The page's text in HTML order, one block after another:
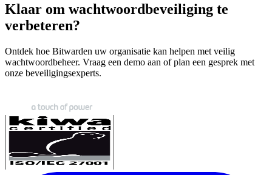
Klaar om wachtwoordbeveiliging te
verbeteren?
Ontdek hoe Bitwarden uw organisatie kan helpen met veilig
wachtwoordbeheer. Vraag een demo aan of plan een gesprek met
onze beveiligingsexperts.